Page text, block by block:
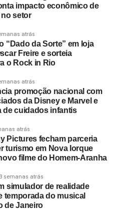
de mercado
globais, a EAÍ?!
à esteira
Por meio de uma parceria
(certificada pelo
a agência tornou-se a
gestão de excedentes
eventos.
em um evento do Banco
integral de 122,9 kg
resultou na oferta de
vulnerabilidade social e
de CO₂ na atmosfera. Hoje,
de excedentes gera
para o portfólio de
impacto econômico de
no setor
atrás
“Dado da Sorte” em loja
Freire e sorteia
o Rock in Rio
atrás
promoção nacional com
da Disney e Marvel e
de cuidados infantis
atrás
Pictures fecham parceria
turismo em Nova Iorque
filme do Homem-Aranha
3 semanas atrás
simulador de realidade
temporada do musical
de Janeiro